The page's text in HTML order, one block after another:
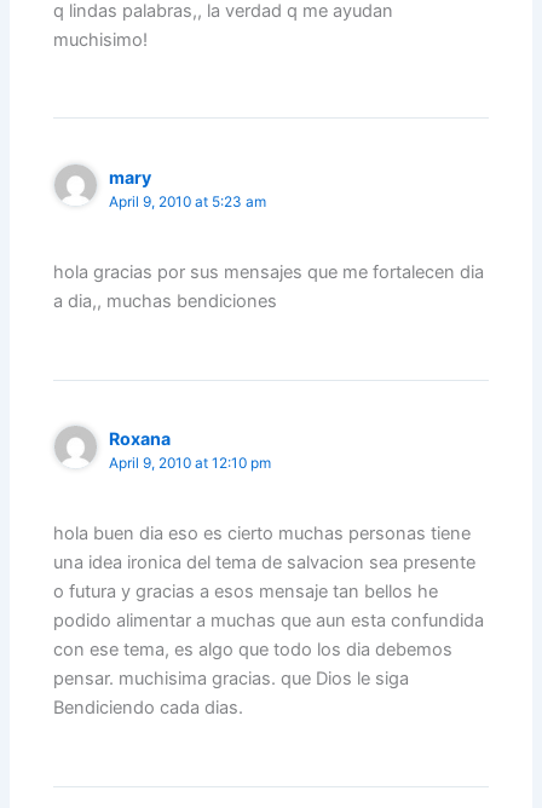
q lindas palabras,, la verdad q me ayudan
muchisimo!
mary
April 9, 2010 at 5:23 am
hola gracias por sus mensajes que me fortalecen dia
a dia,, muchas bendiciones
Roxana
April 9, 2010 at 12:10 pm
hola buen dia eso es cierto muchas personas tiene
una idea ironica del tema de salvacion sea presente
o futura y gracias a esos mensaje tan bellos he
podido alimentar a muchas que aun esta confundida
con ese tema, es algo que todo los dia debemos
pensar. muchisima gracias. que Dios le siga
Bendiciendo cada dias.